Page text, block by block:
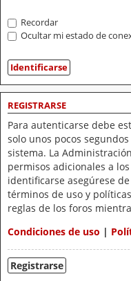
Recordar
Ocultar mi estado de
REGISTRARSE
Para autenticarse debe
solo unos pocos
sistema. La
permisos adicionales a
identificarse asegúrese
términos de uso y
reglas de los foros
Condiciones de uso |
Registrarse